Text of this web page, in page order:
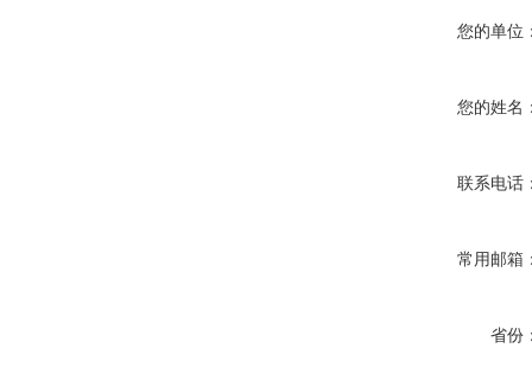
您的单位
您的姓名
联系电话
常用邮箱
省份